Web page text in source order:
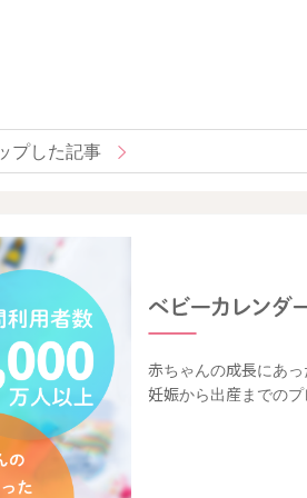
プした記事
赤ちゃんの成長にあ
妊娠から出産までの